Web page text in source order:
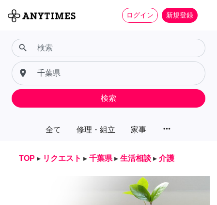
ログイン 新規登録
全て 修理・組立 家事 more_horiz
search
place
検索
TOP ▸ リクエスト ▸ 千葉県 ▸ 生活相談 ▸ 介護